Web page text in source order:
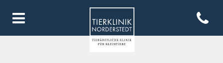
Homepage Tierklinik
Open